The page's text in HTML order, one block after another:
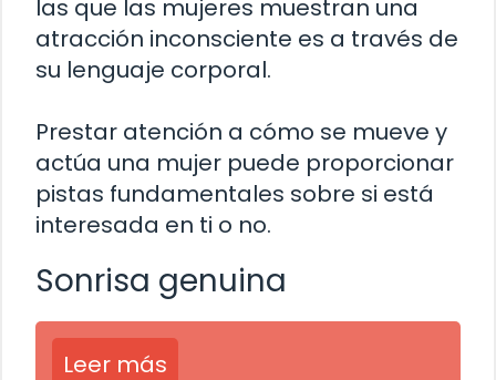
las que las mujeres muestran una
atracción inconsciente es a través de
su lenguaje corporal.
Prestar atención a cómo se mueve y
actúa una mujer puede proporcionar
pistas fundamentales sobre si está
interesada en ti o no.
Sonrisa genuina
Leer más